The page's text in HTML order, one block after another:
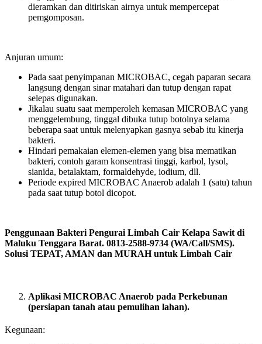
dieramkan dan ditiriskan airnya untuk mempercepat
pemgomposan.
Anjuran umum:
Pada saat penyimpanan MICROBAC, cegah paparan secara
langsung dengan sinar matahari dan tutup dengan rapat
selepas digunakan.
Jikalau suatu saat memperoleh kemasan MICROBAC yang
menggelembung, tinggal dibuka tutup botolnya selama
beberapa saat untuk melenyapkan gasnya sebab itu kinerja
bakteri.
Hindari pemakaian elemen-elemen yang bisa mematikan
bakteri, contoh garam konsentrasi tinggi, karbol, lysol,
sianida, betalaktam, formaldehyde, iodium, dll.
Periode expired MICROBAC Anaerob adalah 1 (satu) tahun
pada saat tutup botol dicopot.
Penggunaan Bakteri Pengurai Limbah Cair Kelapa Sawit di
Maluku Tenggara Barat. 0813-2588-9734 (WA/Call/SMS).
Solusi TEPAT, AMAN dan MURAH untuk Limbah Cair
Aplikasi MICROBAC Anaerob pada Perkebunan
(persiapan tanah atau pemulihan lahan).
Kegunaan: